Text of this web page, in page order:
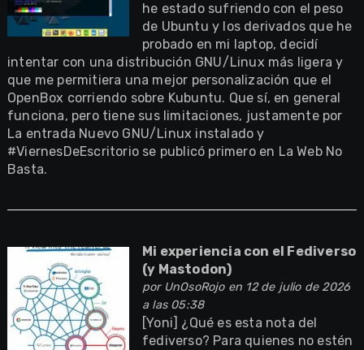
he estado sufriendo con el peso
de Ubuntu y los derivados que he
probado en mi laptop, decidí
intentar con una distribución GNU/Linux más ligera y
que me permitiera una mejor personalización que el
OpenBox corriendo sobre Kubuntu. Que sí, en general
funciona, pero tiene sus limitaciones, justamente por
La entrada Nuevo GNU/Linux instalado y
#ViernesDeEscritorio se publicó primero en La Web No
Basta.
Mi experiencia con el Fediverso
(y Mastodon)
por UnOsoRojoen 12 de julio de 2026
a las 05:38
[Yoni] ¿Qué es esta nota del
fediverso? Para quienes no estén